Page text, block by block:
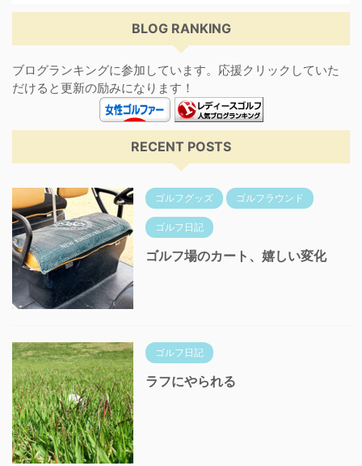
BLOG RANKING
ブログランキングに参加しています。応援クリックしていた
だけると更新の励みになります！
RECENT POSTS
ゴルフグッズ ゴルフラウンド
ゴルフ日記
ゴルフ場のカート、嬉しい変化
ゴルフ日記
ラフにやられる